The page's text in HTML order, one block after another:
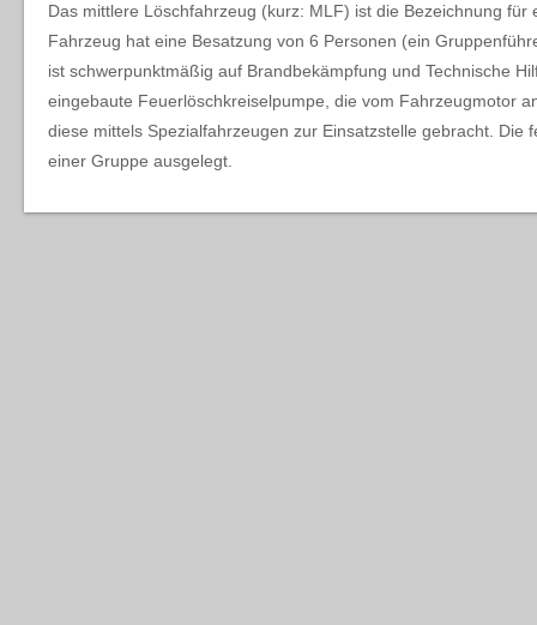
Das mittlere Löschfahrzeug (kurz: MLF) ist die Bezeichnung
Fahrzeug hat eine Besatzung von 6 Personen (ein
ist schwerpunktmäßig auf Brandbekämpfung und Technische
eingebaute Feuerlöschkreiselpumpe, die vom Fahrzeugmotor
diese mittels Spezialfahrzeugen zur Einsatzstelle gebracht.
einer Gruppe ausgelegt.